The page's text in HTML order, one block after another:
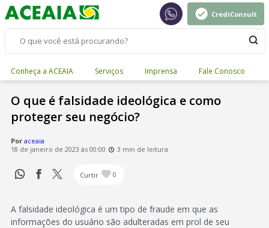
CrediConsult
Conheça a ACEAIA Serviços Imprensa Fale Conosco
O que é falsidade ideológica e como
proteger seu negócio?
Por aceaia
18 de janeiro de 2023 às 00:00
3 min de leitura
Curtir 0
A falsidade ideológica é um tipo de fraude em que as
informações do usuário são adulteradas em prol de seu